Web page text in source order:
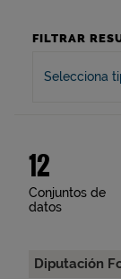
FILTRAR
Selecciona
12
Conjuntos de
datos
Diputación